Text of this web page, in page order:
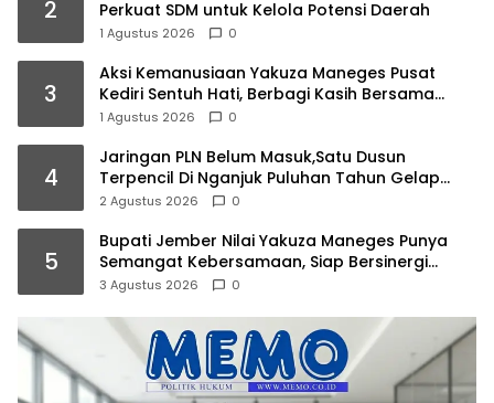
2
Perkuat SDM untuk Kelola Potensi Daerah
1 Agustus 2026 0
3
Aksi Kemanusiaan Yakuza Maneges Pusat
Kediri Sentuh Hati, Berbagi Kasih Bersama
Lansia di Panti Jompo Akar Kasih Pare
1 Agustus 2026 0
4
Jaringan PLN Belum Masuk,Satu Dusun
Terpencil Di Nganjuk Puluhan Tahun Gelap
Gulita
2 Agustus 2026 0
5
Bupati Jember Nilai Yakuza Maneges Punya
Semangat Kebersamaan, Siap Bersinergi
Bangun Daerah
3 Agustus 2026 0